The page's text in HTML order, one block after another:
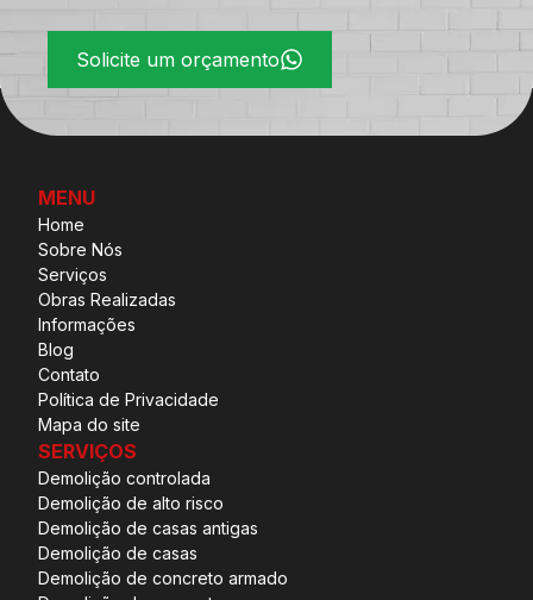
Solicite um orçamento
MENU
Home
Sobre Nós
Serviços
Obras Realizadas
Informações
Blog
Contato
Política de Privacidade
Mapa do site
SERVIÇOS
Demolição controlada
Demolição de alto risco
Demolição de casas antigas
Demolição de casas
Demolição de concreto armado